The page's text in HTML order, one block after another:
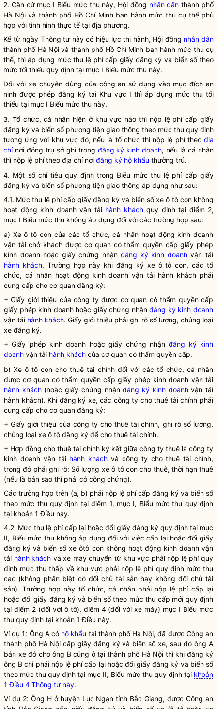
2. Căn cứ mục I Biểu mức thu này, Hội đồng nhân dân thành phố
Hà Nội và thành phố Hồ Chí Minh ban hành mức thu cụ thể phù
hợp với tình hình thực tế tại địa phương.
Kể từ ngày Thông tư này có hiệu lực thi hành, Hội đồng nhân dân
thành phố Hà Nội và thành phố Hồ Chí Minh ban hành mức thu cụ
thể, thì áp dụng mức thu lệ phí cấp giấy đăng ký và biển số theo
mức tối thiểu quy định tại mục I Biểu mức thu này.
Đối với xe chuyên dùng của công an sử dụng vào mục đích an
ninh được phép đăng ký tại Khu vực I thì áp dụng mức thu tối
thiểu tại mục I Biểu mức thu này.
3. Tổ chức, cá nhân hiện ở khu vực nào thì nộp lệ phí cấp giấy
đăng ký và biển số phương tiện giao thông theo mức thu quy định
tương ứng với khu vực đó, nếu là tổ chức thì nộp lệ phí theo địa
chỉnơi đóng trụ sở ghi trong đăng ký kinh doanh, nếu là cá nhân
thì nộp lệ phí theo địa chỉnơi đăng ký hộ khẩu thường trú.
4. Một số chỉ tiêu quy định trong Biểu mức thu lệ phí cấp giấy
đăng ký và biển số phương tiện giao thông áp dụng như sau:
4.1. Mức thu lệ phí cấp giấy đăng ký và biển số xe ô tô con không
hoạt động kinh doanh vận tải hành kháchquy định tại điểm 2,
mục I Biểu mức thu không áp dụng đối với các trường hợp sau:
a) Xe ô tô con của các tổ chức, cá nhân hoạt động kinh doanh
vận tải chở khách được cơ quan có thẩm quyền cấp giấy phép
kinh doanh hoặc giấy chứng nhậnđăng ký kinh doanhvận tải
hành khách. Trường hợp này khi đăng ký xe ô tô con, các tổ
chức, cá nhân hoạt động kinh doanh vận tải hành khách phải
cung cấp cho cơ quan đăng ký:
+ Giấy giới thiệu của công ty được cơ quan có thẩm quyềncấp
giấy phép kinh doanh hoặc giấy chứng nhậnđăng ký kinh doanh
vận tải hành khách. Giấy giới thiệu phải ghi rõ số lượng, chủng loại
xe đăng ký.
+ Giấy phép kinh doanh hoặc giấy chứng nhậnđăng ký kinh
doanh vận tải hành khách của cơ quan có thẩm quyền cấp.
b) Xe ô tô con cho thuê tài chính đối với các tổ chức, cá nhân
được cơ quan có thẩm quyềncấp giấy phép kinh doanh vận tải
hành khách(hoặc giấy chứng nhậnđăng ký kinh doanhvận tải
hành khách). Khi đăng ký xe, các công ty cho thuê tài chính phải
cung cấp cho cơ quan đăng ký:
+ Giấy giới thiệu của công ty cho thuê tài chính, ghi rõ số lượng,
chủng loại xe ô tô đăng ký để cho thuê tài chính.
+ Hợp đồng cho thuê tài chính ký kết giữa công ty thuê là công ty
kinh doanh vận tải hành khách và công ty cho thuê tài chính,
trong đó phải ghi rõ: Số lượng xe ô tô con cho thuê, thời hạn thuê
(nếu là bản sao thì phải có công chứng).
Các trường hợp trên (a, b) phải nộp lệ phí cấp đăng ký và biển số
theo mức thu quy định tại điểm 1, mục I, Biểu mức thu quy định
tại khoản 1 Điều này.
4.2. Mức thu lệ phí cấp lại hoặc đổi giấy đăng ký quy định tại mục
II, Biểu mức thu không áp dụng đối với việc cấp lại hoặc đổi giấy
đăng ký và biển số xe ôtô con không hoạt động kinh doanh vận
tải hành khách và xe máy chuyển từ khu vực phải nộp lệ phí quy
định mức thu thấp về khu vực phải nộp lệ phí quy định mức thu
cao (không phân biệt có đổi chủ tài sản hay không đổi chủ tài
sản). Trường hợp này tổ chức, cá nhân phải nộp lệ phí cấp lại
hoặc đổi giấy đăng ký và biển số theo mức thu cấp mới quy định
tại điểm 2 (đối với ô tô), điểm 4 (đối với xe máy) mục I Biểu mức
thu quy định tại khoản 1 Điều này.
Ví dụ 1: Ông A có hộ khẩu tại thành phố Hà Nội, đã được Công an
thành phố Hà Nội cấp giấy đăng ký và biển số xe, sau đó ông A
bán xe đó cho ông B cũng ở tại thành phố Hà Nội thì khi đăng ký
ông B chỉ phải nộp lệ phí cấp lại hoặc đổi giấy đăng ký và biển số
theo mức thu quy định tại mục II, Biểu mức thu quy định tại khoản
1 Điều 4 Thông tư này.
Ví dụ 2: Ông H ở huyện Lục Ngạn tỉnh Bắc Giang, được Công an